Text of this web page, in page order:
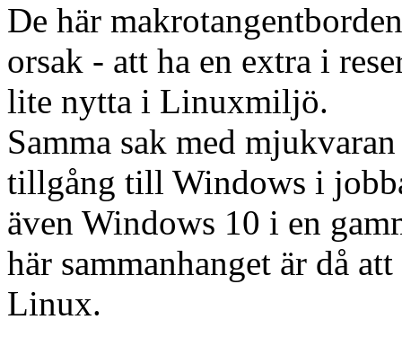
De här
orsak - att ha en extra i
lite nytta i Linuxmiljö.
Samma sak med
tillgång till Windows i
även Windows 10 i en
här sammanhanget är då
Linux.